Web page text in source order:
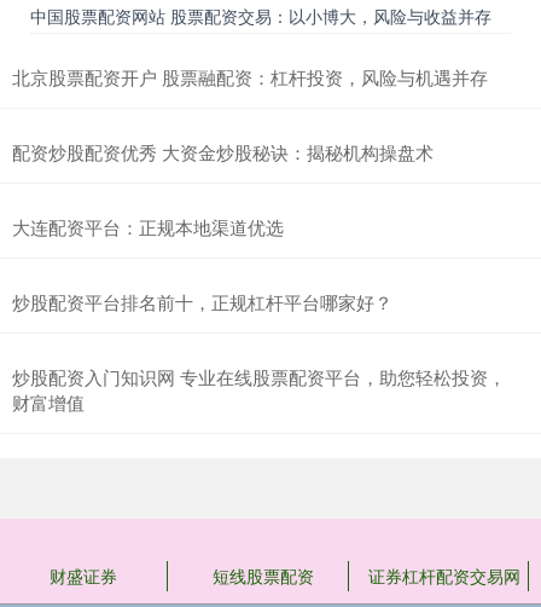
中国股票配资网站 股票配资交易：以小博大，风险与收益并存
北京股票配资开户 股票融配资：杠杆投资，风险与机遇并存
配资炒股配资优秀 大资金炒股秘诀：揭秘机构操盘术
大连配资平台：正规本地渠道优选
炒股配资平台排名前十，正规杠杆平台哪家好？
炒股配资入门知识网 专业在线股票配资平台，助您轻松投资，
财富增值
财盛证券 短线股票配资 证券杠杆配资交易网